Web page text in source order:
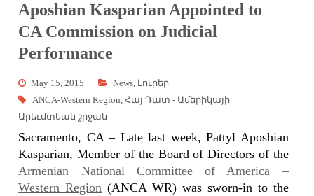
Aposhian Kasparian Appointed to
CA Commission on Judicial
Performance
May 15, 2015 News Լուրեր
ANCA-Western Region ,Հայ Դատ - Ամերիկայի
Արեւմտեան շրջան
Sacramento, CA – Late last week, Pattyl Aposhian
Kasparian, Member of the Board of Directors of the
Armenian National Committee of America –
Western Region (ANCA WR) was sworn-in to the